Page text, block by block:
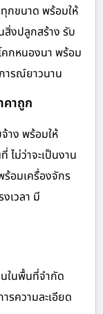
กขนาด พร้อมให้
สิ่งปลูกสร้าง รับ
กหนองนา พร้อม
ารณ์ยาวนาน
คาถูก
าง พร้อมให้
ม่ว่าจะเป็นงาน
อมเครื่องจักร
เวลา มี
นในพื้นที่จำกัด
รความละเอียด